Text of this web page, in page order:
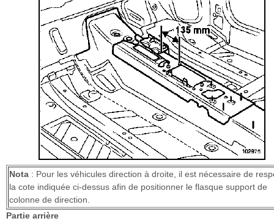
Nota : Pour les véhicules direction à droite, il est nécessaire de
la cote indiquée ci-dessus afin de positionner le flasque support de
colonne de direction.
Partie arrière